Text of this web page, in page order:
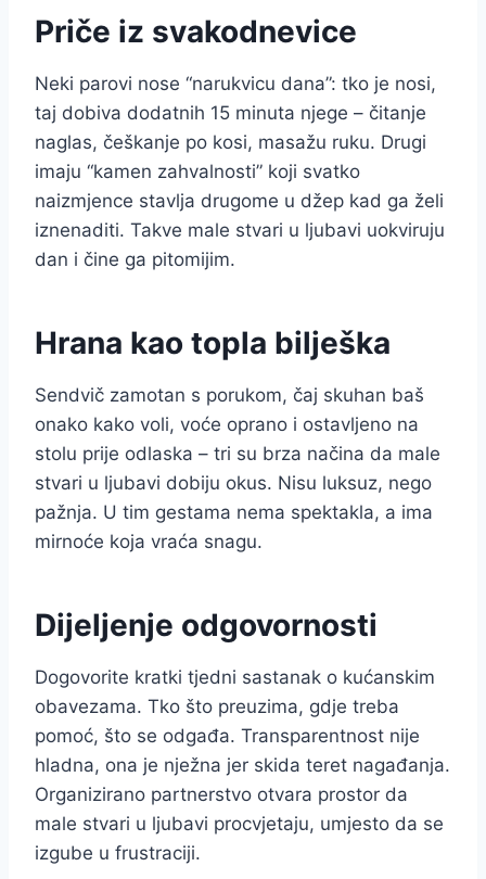
Priče iz svakodnevice
Neki parovi nose “narukvicu dana”: tko je nosi,
taj dobiva dodatnih 15 minuta njege – čitanje
naglas, češkanje po kosi, masažu ruku. Drugi
imaju “kamen zahvalnosti” koji svatko
naizmjence stavlja drugome u džep kad ga želi
iznenaditi. Takve male stvari u ljubavi uokviruju
dan i čine ga pitomijim.
Hrana kao topla bilješka
Sendvič zamotan s porukom, čaj skuhan baš
onako kako voli, voće oprano i ostavljeno na
stolu prije odlaska – tri su brza načina da male
stvari u ljubavi dobiju okus. Nisu luksuz, nego
pažnja. U tim gestama nema spektakla, a ima
mirnoće koja vraća snagu.
Dijeljenje odgovornosti
Dogovorite kratki tjedni sastanak o kućanskim
obavezama. Tko što preuzima, gdje treba
pomoć, što se odgađa. Transparentnost nije
hladna, ona je nježna jer skida teret nagađanja.
Organizirano partnerstvo otvara prostor da
male stvari u ljubavi procvjetaju, umjesto da se
izgube u frustraciji.